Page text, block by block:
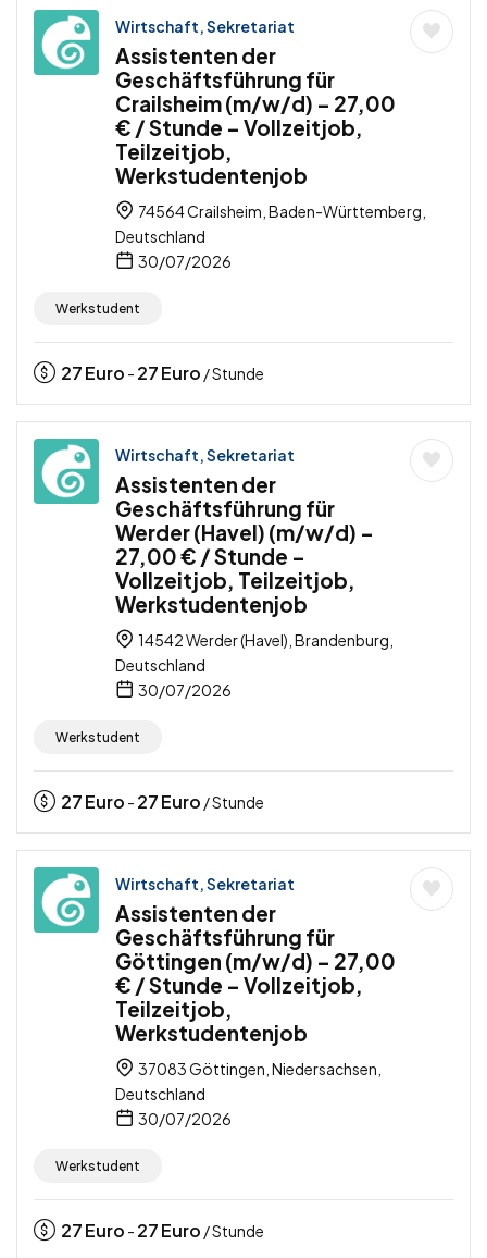
Wirtschaft, Sekretariat
Assistenten der
Geschäftsführung für
Crailsheim (m/w/d) – 27,00
€ / Stunde – Vollzeitjob,
Teilzeitjob,
Werkstudentenjob
74564 Crailsheim, Baden-Württemberg,
Deutschland
30/07/2026
Werkstudent
27Euro - 27Euro / Stunde
Wirtschaft, Sekretariat
Assistenten der
Geschäftsführung für
Werder (Havel) (m/w/d) –
27,00 € / Stunde –
Vollzeitjob, Teilzeitjob,
Werkstudentenjob
14542 Werder (Havel), Brandenburg,
Deutschland
30/07/2026
Werkstudent
27Euro - 27Euro / Stunde
Wirtschaft, Sekretariat
Assistenten der
Geschäftsführung für
Göttingen (m/w/d) – 27,00
€ / Stunde – Vollzeitjob,
Teilzeitjob,
Werkstudentenjob
37083 Göttingen, Niedersachsen,
Deutschland
30/07/2026
Werkstudent
27Euro - 27Euro / Stunde